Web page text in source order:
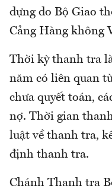
dựng do Bộ Giao
Cảng Hàng không
Thời kỳ thanh tra
năm có liên quan
chưa quyết toán,
nợ. Thời gian
luật về thanh tra,
định thanh tra.
Chánh Thanh tra